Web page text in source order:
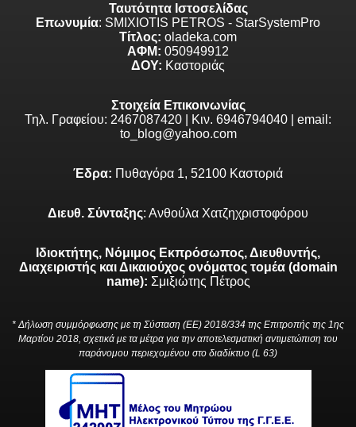
Ταυτότητα Ιστοσελίδας
Επωνυμία: SMIXIOTIS PETROS - StarSystemPro
Τίτλος: oladeka.com
ΑΦΜ: 050949912
ΔΟΥ: Καστοριάς
Στοιχεία Επικοινωνίας
Τηλ. Γραφείου: 2467087420 | Κιν. 6946794040 | email:
to_blog@yahoo.com
Έδρα: Πυθαγόρα 1, 52100 Καστοριά
Διευθ. Σύνταξης: Ανθούλα Χατζηχριστοφόρου
Ιδιοκτήτης, Νόμιμος Εκπρόσωπος, Διευθυντής,
Διαχειριστής και Δικαιούχος ονόματος τομέα (domain
name): Σμιξιώτης Πέτρος
* Δήλωση συμμόρφωσης με τη Σύσταση (ΕΕ) 2018/334 της Επιτροπής της 1ης
Μαρτίου 2018, σχετικά με τα μέτρα για την αποτελεσματική αντιμετώπιση του
παράνομου περιεχομένου στο διαδίκτυο (L 63)